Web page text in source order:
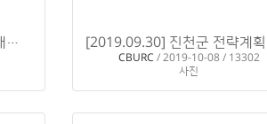
[2019.10.02] 충청북도 도시재생지원센터 정책위원회 H
CBURC / 2019-10-08 / 13302
사진